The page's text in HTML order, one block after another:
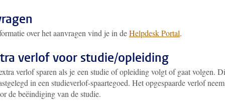
over het aanvragen vind je in deHelpdesk Portal.
verlof voor studie/opleiding
verlof sparen als je een studie of opleiding volgt of gaat volgen.
in een studieverlof-spaartegoed. Het opgespaarde verlof neem
de beëindiging van de studie.